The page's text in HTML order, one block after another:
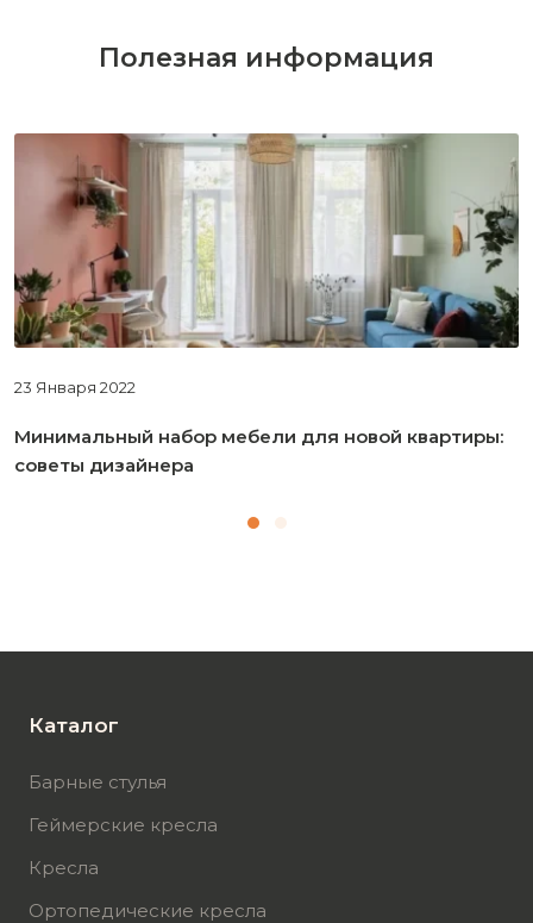
Полезная информация
23 Января 2022
Минимальный набор мебели для новой квартиры:
советы дизайнера
Каталог
Барные стулья
Геймерские кресла
Кресла
Ортопедические кресла